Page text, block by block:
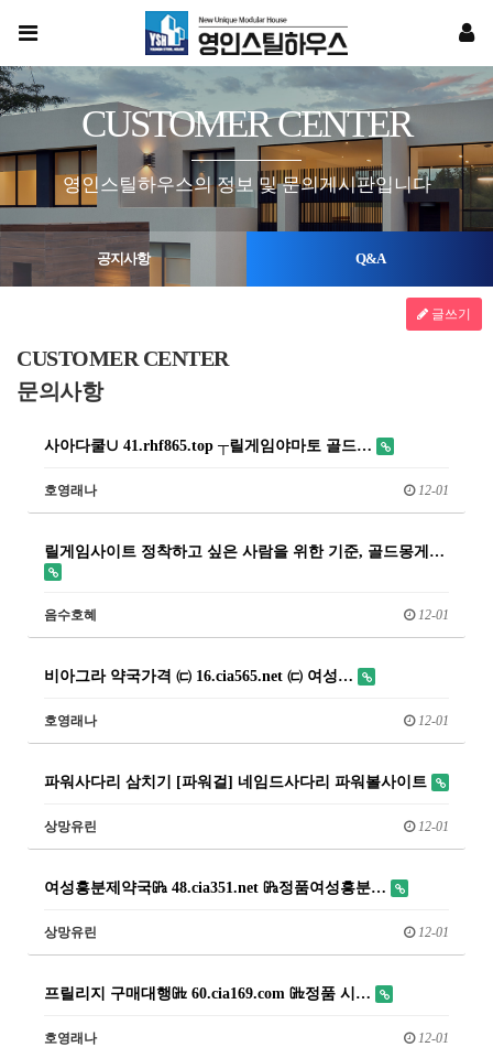
CUSTOMER CENTER
영인스틸하우스의 정보 및 문의게시판입니다
공지사항 Q&A
CUSTOMER CENTER
문의사항
글쓰기
사아다쿨∪ 41.rhf865.top ┬릴게임야마토 골드…
호영래나 12-01
릴게임사이트 정착하고 싶은 사람을 위한 기준, 골드몽게…
음수호혜 12-01
비아그라 약국가격 ㈂ 16.cia565.net ㈂ 여성…
호영래나 12-01
파워사다리 삼치기 [파워걸] 네임드사다리 파워볼사이트
상망유린 12-01
여성흥분제약국㎬ 48.cia351.net ㎬정품여성흥분…
상망유린 12-01
프릴리지 구매대행㎓ 60.cia169.com ㎓정품 시…
호영래나 12-01